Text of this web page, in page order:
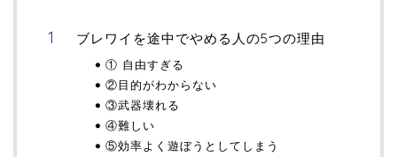
ブレワイを途中でやめる人の5つの理由
① 自由すぎる
②目的がわからない
③武器壊れる
④難しい
⑤効率よく遊ぼうとしてしまう